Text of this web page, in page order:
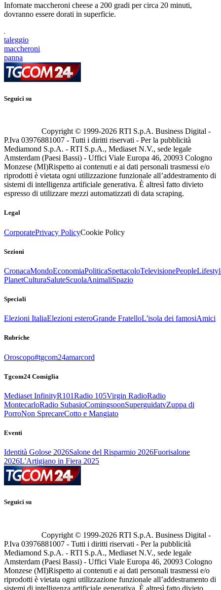
Infornate maccheroni cheese a 200 gradi per circa 20 minuti,
dovranno essere dorati in superficie.
taleggio
maccheroni
panna
Seguici su
Copyright © 1999-2026 RTI S.p.A. Business Digital -
P.Iva 03976881007 - Tutti i diritti riservati - Per la pubblicità
Mediamond S.p.A. - RTI S.p.A., Mediaset N.V., sede legale
Amsterdam (Paesi Bassi) - Uffici Viale Europa 46, 20093 Cologno
Monzese (MI)Rispetto ai contenuti e ai dati personali trasmessi e/o
riprodotti è vietata ogni utilizzazione funzionale all’addestramento di
sistemi di intelligenza artificiale generativa. È altresì fatto divieto
espresso di utilizzare mezzi automatizzati di data scraping.
Legal
CorporatePrivacy PolicyCookie Policy
Sezioni
CronacaMondoEconomiaPoliticaSpettacoloTelevisionePeople
PlanetCulturaSaluteScuolaAnimaliSpazio
Speciali
Elezioni ItaliaElezioni esteroGrande FratelloL'isola dei famosiAmici
Rubriche
Oroscopo#tgcom24amarcord
Tgcom24 Consiglia
Mediaset InfinityR101Radio 105Virgin RadioRadio
MontecarloRadio SubasioComingsoonSuperguidatvZuppa di
PorroNon SprecareCotto e Mangiato
Eventi
Identità Golose 2026Salone del Risparmio 2026Fuorisalone
2026L'Artigiano in Fiera 2025
Seguici su
Copyright © 1999-2026 RTI S.p.A. Business Digital -
P.Iva 03976881007 - Tutti i diritti riservati - Per la pubblicità
Mediamond S.p.A. - RTI S.p.A., Mediaset N.V., sede legale
Amsterdam (Paesi Bassi) - Uffici Viale Europa 46, 20093 Cologno
Monzese (MI)Rispetto ai contenuti e ai dati personali trasmessi e/o
riprodotti è vietata ogni utilizzazione funzionale all’addestramento di
sistemi di intelligenza artificiale generativa. È altresì fatto divieto